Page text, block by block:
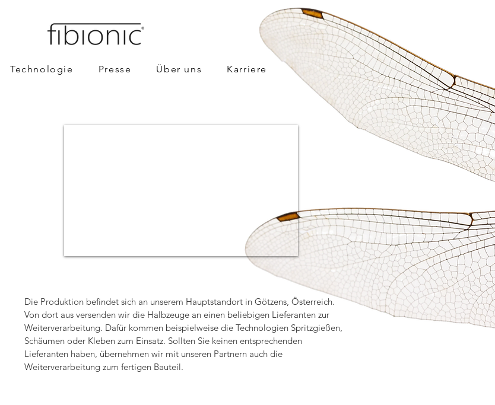
Technologie Presse Über uns Karriere
Die Produktion befindet sich an unserem Hauptstandort in Götzens, Österreich.
Von dort aus versenden wir die Halbzeuge an einen beliebigen Lieferanten zur
Weiterverarbeitung. Dafür kommen beispielweise die Technologien Spritzgießen,
Schäumen oder Kleben zum Einsatz. Sollten Sie keinen entsprechenden
Lieferanten haben, übernehmen wir mit unseren Partnern auch die
Weiterverarbeitung zum fertigen Bauteil.